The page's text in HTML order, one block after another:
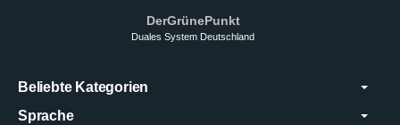
DerGrünePunkt
Duales System Deutschland
Beliebte Kategorien
Sprache